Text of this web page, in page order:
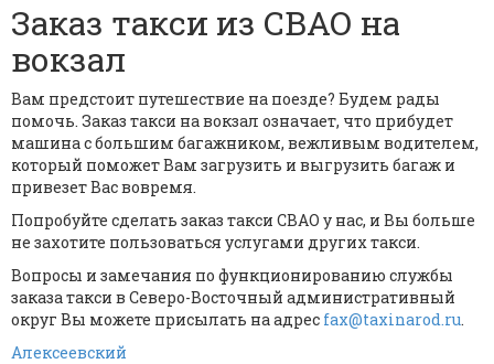
Заказ такси из СВАО на
вокзал
Вам предстоит путешествие на поезде? Будем рады
помочь. Заказ такси на вокзал означает, что прибудет
машина с большим багажником, вежливым водителем,
который поможет Вам загрузить и выгрузить багаж и
привезет Вас вовремя.
Попробуйте сделать заказ такси СВАО у нас, и Вы больше
не захотите пользоваться услугами других такси.
Вопросы и замечания по функционированию службы
заказа такси в Северо-Восточный административный
округ Вы можете присылать на адрес fax@taxinarod.ru.
Алексеевский